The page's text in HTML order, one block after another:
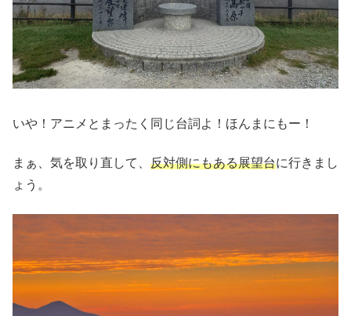
いや！アニメとまったく同じ台詞よ！ほんまにもー！
まぁ、気を取り直して、 反対側にもある展望台に行きまし
ょう。